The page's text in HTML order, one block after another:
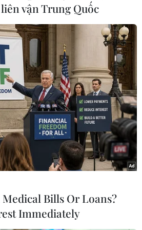
quan tâm giám sát chếđộ
hệ trẻ. /.
Xuân/Berlin (Vietnam+)
vận Trung Quốc
Bills Or Loans?
Immediately